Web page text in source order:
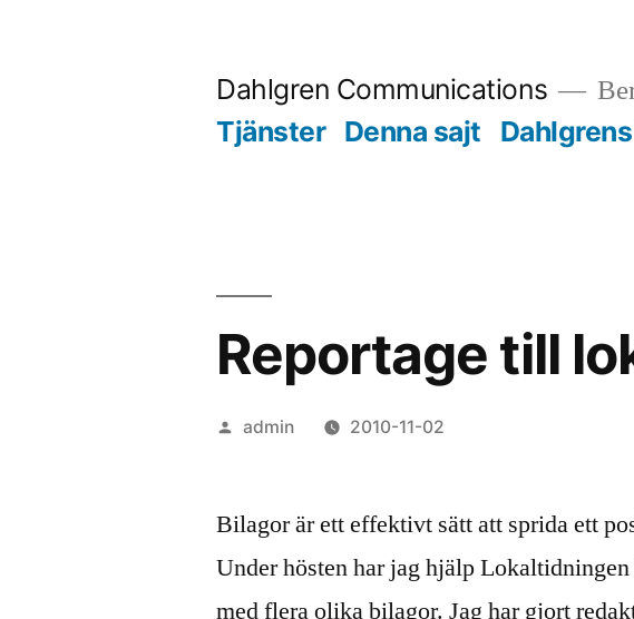
Dahlgren Communications
Tjänster Denna sajt
Reportage till
Posted
admin 2010-11-02
Bilagor är ett effektivt sätt att sprida ett
Under hösten har jag hjälp
med flera olika bilagor. Jag har gjort